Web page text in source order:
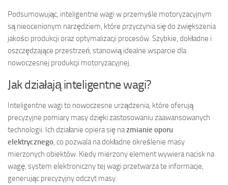
Podsumowując, inteligentne wagi w przemyśle motoryzacyjnym
są nieocenionym narzędziem, które przyczynia się do zwiększenia
jakości produkcji oraz optymalizacji procesów. Szybkie, dokładne i
oszczędzające przestrzeń, stanowią idealne wsparcie dla
nowoczesnej produkcji motoryzacyjnej.
Jak działają inteligentne wagi?
Inteligentne wagi to nowoczesne urządzenia, które oferują
precyzyjne pomiary masy dzięki zastosowaniu zaawansowanych
technologii. Ich działanie opiera się nazmianie oporu
elektrycznego, co pozwala na dokładne określenie masy
mierzonych obiektów. Kiedy mierzony element wywiera nacisk na
wagę, system elektroniczny tej wagi przetwarza te informacje,
generując precyzyjny odczyt masy.